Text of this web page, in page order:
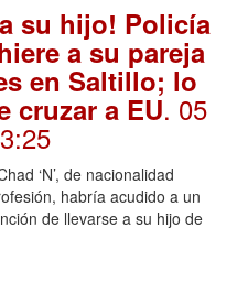
su hijo! Policía
a su pareja
en Saltillo; lo
cruzar a EU. 05
‘N’, de nacionalidad
habría acudido a un
de llevarse a su hijo de